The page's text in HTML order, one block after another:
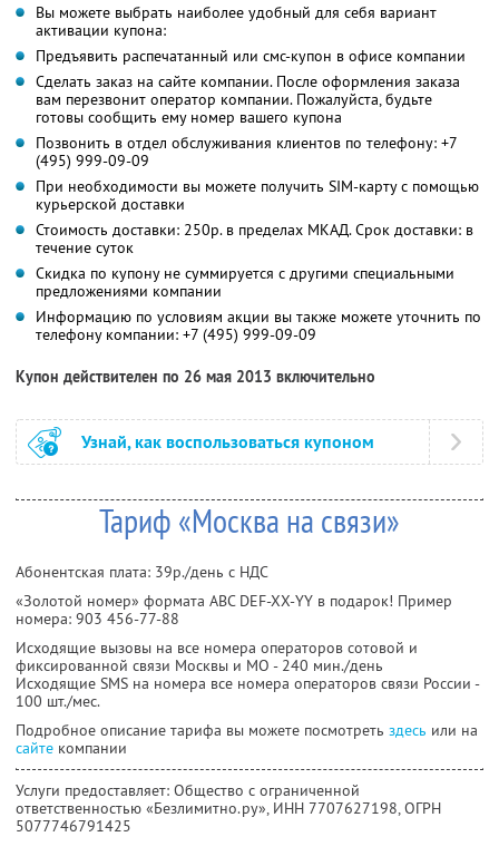
Вы можете выбрать наиболее удобный для себя вариант
активации купона:
Предъявить распечатанный или смс-купон в офисе компании
Сделать заказ на сайте компании. После оформления заказа
вам перезвонит оператор компании. Пожалуйста, будьте
готовы сообщить ему номер вашего купона
Позвонить в отдел обслуживания клиентов по телефону: +7
(495) 999-09-09
При необходимости вы можете получить SIM-карту с помощью
курьерской доставки
Стоимость доставки: 250р. в пределах МКАД. Срок доставки: в
течение суток
Скидка по купону не суммируется с другими специальными
предложениями компании
Информацию по условиям акции вы также можете уточнить по
телефону компании: +7 (495) 999-09-09
Купон действителен по 26 мая 2013 включительно
Узнай, как воспользоваться купоном
Тариф «Москва на связи»
Абонентская плата: 39р./день с НДС
«Золотой номер» формата ABC DEF-XX-YY в подарок! Пример
номера: 903 456-77-88
Исходящие вызовы на все номера операторов сотовой и
фиксированной связи Москвы и МО - 240 мин./день
Исходящие SMS на номера все номера операторов связи России -
100 шт./мес.
Подробное описание тарифа вы можете посмотреть здесь или на
сайте компании
Услуги предоставляет: Общество с ограниченной
ответственностью «Безлимитно.ру», ИНН 7707627198, ОГРН
5077746791425